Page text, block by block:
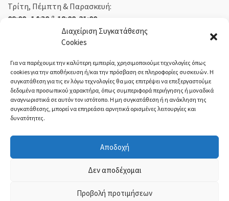
Διαχείριση Συγκατάθεσης
Cookies
Για να παρέχουμε την καλύτερη εμπειρία, χρησιμοποιούμε τεχνολογίες όπως
cookies για την αποθήκευση ή/και την πρόσβαση σε πληροφορίες συσκευών. Η
συγκατάθεση για τις εν λόγω τεχνολογίες θα μας επιτρέψει να επεξεργαστούμε
δεδομένα προσωπικού χαρακτήρα, όπως συμπεριφορά περιήγησης ή μοναδικά
αναγνωριστικά σε αυτόν τον ιστότοπο. Η μη συγκατάθεση ή η ανάκληση της
συγκατάθεσης, μπορεί να επηρεάσει αρνητικά ορισμένες λειτουργίες και
δυνατότητες.
Αποδοχή
Δεν αποδέχομαι
Προβολή προτιμήσεων
Τρίτη, Πέμπτη & Παρασκευή:
09:00 -14:30 & 18:00-21:00
09:00 – 14:30
Κλειστά
ΕΚΘΕΣΗ ΟΡΕΣΤΙΑΔΑ:
Τρίτη, Πέμπτη, Παρασκευή:08:30 – 14:00 & 18:00 – 21:00